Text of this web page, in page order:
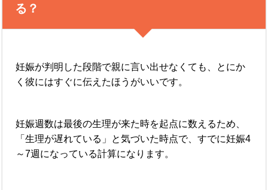
る？
妊娠が判明した段階で親に言い出せなくても、とにか
く彼にはすぐに伝えたほうがいいです。
妊娠週数は最後の生理が来た時を起点に数えるため、
「生理が遅れている」と気づいた時点で、すでに妊娠4
～7週になっている計算になります。